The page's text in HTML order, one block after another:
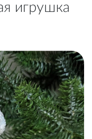
игрушка